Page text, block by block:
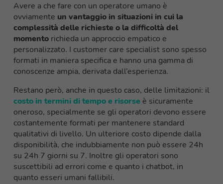
Avere a che fare con un operatore umano è
ovviamente un vantaggio in situazioni in cui la
complessità delle richieste o la difficoltà del
momento richieda un approccio empatico e
personalizzato. I customer care specialist sono spesso
formati in maniera specifica e hanno una gamma di
conoscenze ampia, derivata dall’esperienza.
Restano però, anche in questo caso, delle limitazioni: il
costo in termini di tempo e risorse è sicuramente
oneroso, specialmente se gli operatori devono essere
costantemente formati per mantenere standard
qualitativi di livello. Un ulteriore costo dipende dalla
disponibilità, che indubbiamente non può essere 24h
su 24h 7 giorni su 7. Inoltre gli operatori sono
suscettibili ad errori come e quanto i chatbot, in
quanto esseri umani fallibili.